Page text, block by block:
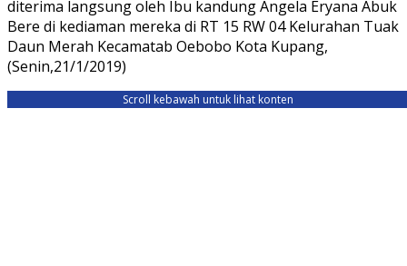
diterima langsung oleh Ibu kandung Angela Eryana Abuk
Bere di kediaman mereka di RT 15 RW 04 Kelurahan Tuak
Daun Merah Kecamatab Oebobo Kota Kupang,
(Senin,21/1/2019)
Scroll kebawah untuk lihat konten